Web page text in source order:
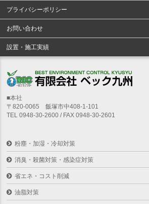
プライバシーポリシー
お問い合わせ
設置・施工実績
■本社
〒820-0065 飯塚市中408-1-101
TEL 0948-30-2600 / FAX 0948-30-2601
粉塵・加湿・冷却対策
消臭・殺菌対策・感染症対策
省エネ・コスト削減
油脂対策